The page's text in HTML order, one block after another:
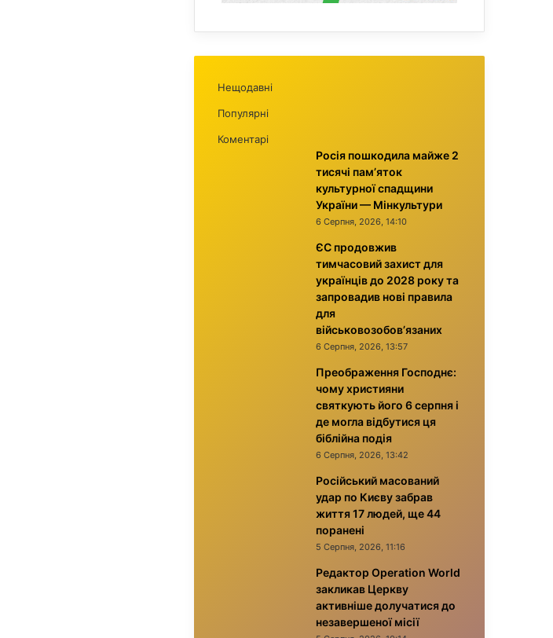
Нещодавні
Популярні
Коментарі
Росія пошкодила майже 2
тисячі пам’яток
культурної спадщини
України — Мінкультури
6 Серпня, 2026, 14:10
ЄС продовжив
тимчасовий захист для
українців до 2028 року та
запровадив нові правила
для
військовозобов’язаних
6 Серпня, 2026, 13:57
Преображення Господнє:
чому християни
святкують його 6 серпня і
де могла відбутися ця
біблійна подія
6 Серпня, 2026, 13:42
Російський масований
удар по Києву забрав
життя 17 людей, ще 44
поранені
5 Серпня, 2026, 11:16
Редактор Operation World
закликав Церкву
активніше долучатися до
незавершеної місії